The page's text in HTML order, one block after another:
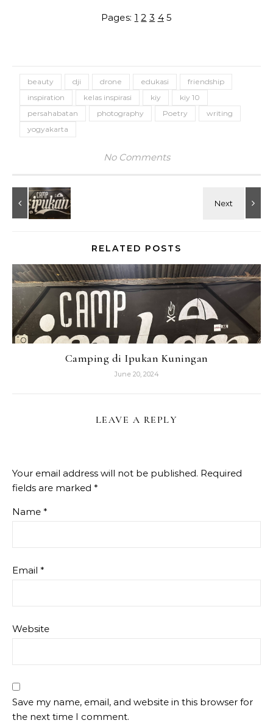
Pages: 1 2 3 4 5
beauty dji drone edukasi
friendship
inspiration
kelas inspirasi kiy
kiy 10
persahabatan
photography Poetry
writing
yogyakarta
No Comments
RELATED POSTS
Camping di Ipukan Kuningan
June 20, 2024
LEAVE A REPLY
Your email address will not be published. Required
fields are marked *
Name *
Email *
Website
Save my name, email, and website in this browser for
the next time I comment.